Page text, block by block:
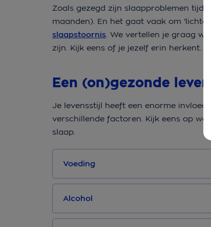
Zoals gezegd zijn slaapproblemen
maanden). En het gaat vaak om
slaapstoornis. We vertellen je graag
zijn. Kijk eens of je jezelf erin herkent.
Een (on)gezonde
Je levensstijl heeft een enorme
verschillende factoren. Kijk eens op
slaap.
Voeding
Alcohol